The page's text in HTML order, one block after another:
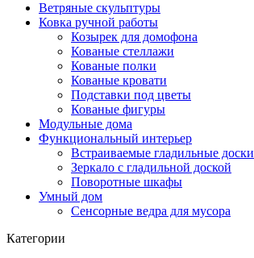
Ветряные скульптуры
Ковка ручной работы
Козырек для домофона
Кованые стеллажи
Кованые полки
Кованые кровати
Подставки под цветы
Кованые фигуры
Модульные дома
Функциональный интерьер
Встраиваемые гладильные доски
Зеркало с гладильной доской
Поворотные шкафы
Умный дом
Сенсорные ведра для мусора
Категории